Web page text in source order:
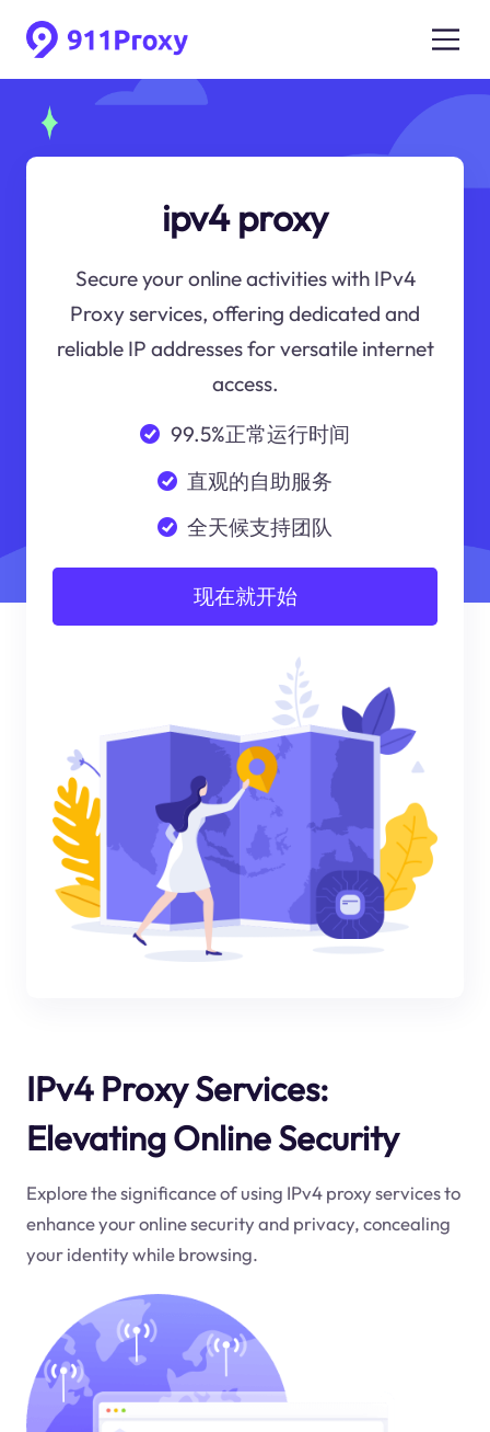
ipv4 proxy
Secure your online activities with IPv4
Proxy services, offering dedicated and
reliable IP addresses for versatile internet
access.
99.5%正常运行时间
直观的自助服务
全天候支持团队
现在就开始
IPv4 Proxy Services:
Elevating Online Security
Explore the significance of using IPv4 proxy services to
enhance your online security and privacy, concealing
your identity while browsing.